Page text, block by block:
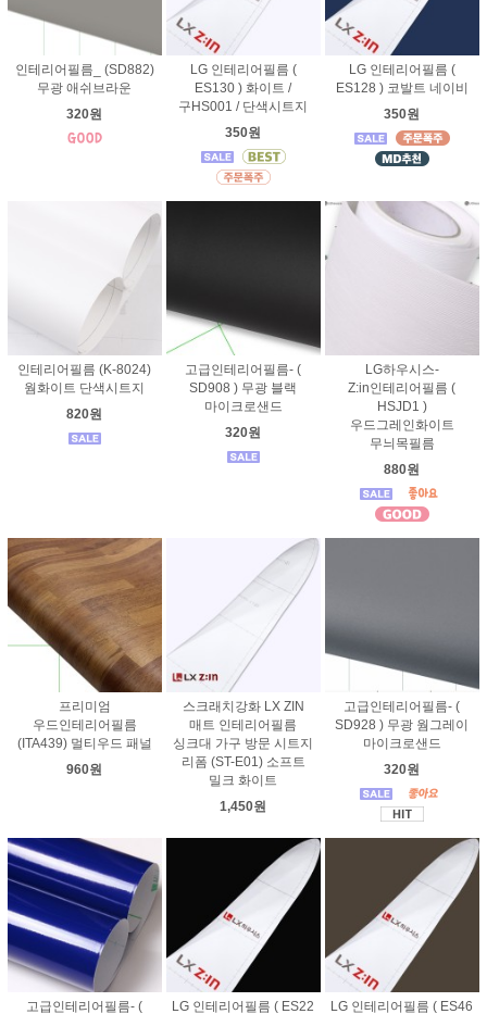
인테리어필름_ (SD882)
무광 애쉬브라운
320원
LG 인테리어필름 (
ES130 ) 화이트 /
구HS001 / 단색시트지
350원
LG 인테리어필름 (
ES128 ) 코발트 네이비
350원
인테리어필름 (K-8024)
웜화이트 단색시트지
820원
고급인테리어필름- (
SD908 ) 무광 블랙
마이크로샌드
320원
LG하우시스-
Z:in인테리어필름 (
HSJD1 )
우드그레인화이트
무늬목필름
880원
프리미엄
우드인테리어필름
(ITA439) 멀티우드 패널
960원
스크래치강화 LX ZIN
매트 인테리어필름
싱크대 가구 방문 시트지
리폼 (ST-E01) 소프트
밀크 화이트
1,450원
고급인테리어필름- (
SD928 ) 무광 웜그레이
마이크로샌드
320원
고급인테리어필름- ( LG 인테리어필름 ( ES22 LG 인테리어필름 ( ES46